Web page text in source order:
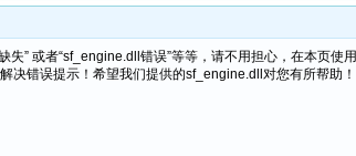
” 或者“sf_engine.dll错误”等等，请不用担心，在本页使用
决错误提示！希望我们提供的sf_engine.dll对您有所帮助！